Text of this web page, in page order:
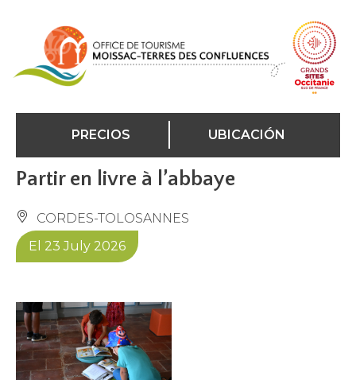
PRECIOS UBICACIÓN
Partir en livre à l’abbaye
CORDES-TOLOSANNES
El 23 July 2026